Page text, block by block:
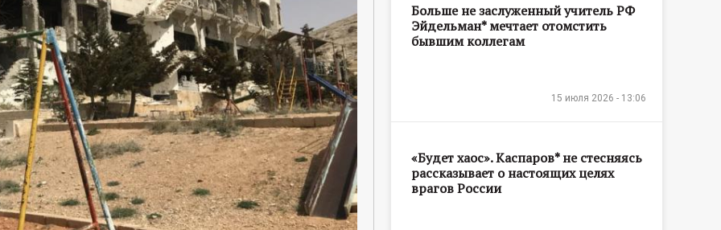
Больше не заслуженный учитель РФ
Эйдельман* мечтает отомстить
бывшим коллегам
15 июля 2026 - 13:06
«Будет хаос». Каспаров* не стесняясь
рассказывает о настоящих целях
врагов России